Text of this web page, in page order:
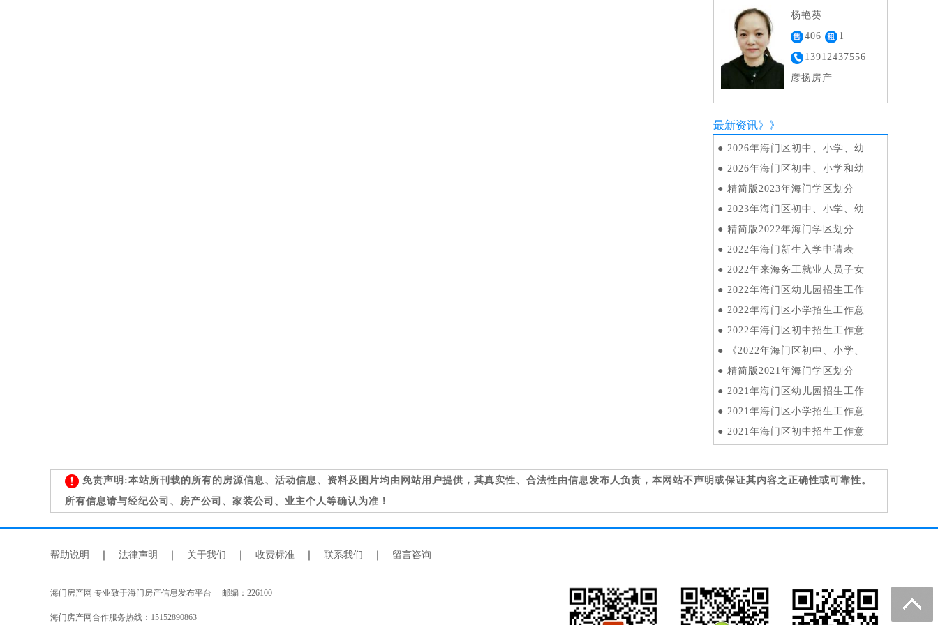
杨艳葵
406
1
13912437556
彦扬房产
最新资讯》》
● 2026年海门区初中、小学、幼
● 2026年海门区初中、小学和幼
● 精简版2023年海门学区划分
● 2023年海门区初中、小学、幼
● 精简版2022年海门学区划分
● 2022年海门新生入学申请表
● 2022年来海务工就业人员子女
● 2022年海门区幼儿园招生工作
● 2022年海门区小学招生工作意
● 2022年海门区初中招生工作意
●
《2022年海门区初中、小学、
● 精简版2021年海门学区划分
● 2021年海门区幼儿园招生工作
● 2021年海门区小学招生工作意
● 2021年海门区初中招生工作意
免责声明:本站所刊载的所有的房源信息、活动信息、资料及图片均由网站用户提供，其真实性、合法性由信息发布人负责，本网站不声明或保证其内容之正确性或可靠性。
所有信息请与经纪公司、房产公司、家装公司、业主个人等确认为准！
帮助说明 法律声明 关于我们 收费标准 联系我们 留言咨询
海门房产网 专业致于海门房产信息发布平台 邮编：226100
海门房产网合作服务热线：15152890863